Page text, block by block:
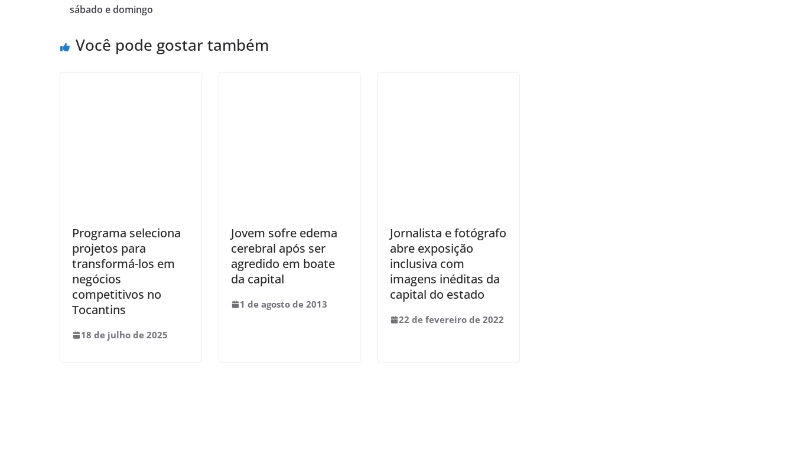
sábado e domingo
Você pode gostar também
Programa seleciona
projetos para
transformá-los em
negócios
competitivos no
Tocantins
18 de julho de 2025
Jovem sofre edema
cerebral após ser
agredido em boate
da capital
1 de agosto de 2013
Jornalista e fotógrafo
abre exposição
inclusiva com
imagens inéditas da
capital do estado
22 de fevereiro de 2022